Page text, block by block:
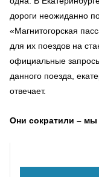
дороги неожиданно
«Магнитогорская
для их поездов на
официальные
данного поезда,
отвечает.
Они сократили – мы